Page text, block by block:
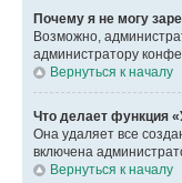
Почему я не могу
Возможно,
администратору
Вернуться к началу
Что делает функция
Она удаляет все
включена
Вернуться к началу